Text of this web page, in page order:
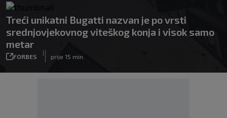
Treći unikatni Bugatti nazvan je po vrsti
srednjovjekovnog viteškog konja i visok samo
metar
FORBES
|
prije 15 min.